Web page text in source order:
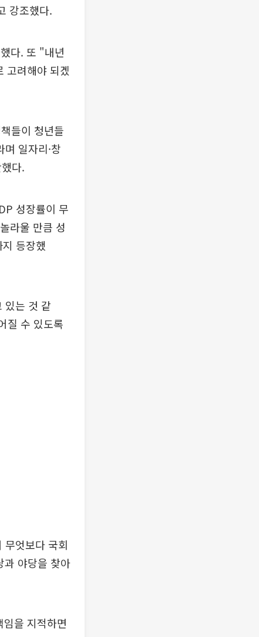
강조했다.
다. 또 "내년
고려해야 되겠
들이 청년들
일자리·창
다.
성장률이 무
라울 만큼 성
등장했
있는 것 같
질 수 있도록
엇보다 국회
과 야당을 찾아
을 지적하면